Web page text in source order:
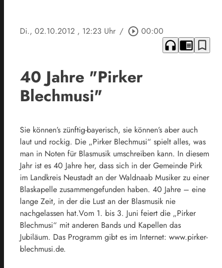
Di., 02.10.2012 , 12:23 Uhr / play_circle_outline 00:00
headphones chrome_reader_mode bookmark_border
40 Jahre "Pirker
Blechmusi"
Sie können’s zünftig-bayerisch, sie können’s aber auch
laut und rockig. Die „Pirker Blechmusi“ spielt alles, was
man in Noten für Blasmusik umschreiben kann. In diesem
Jahr ist es 40 Jahre her, dass sich in der Gemeinde Pirk
im Landkreis Neustadt an der Waldnaab Musiker zu einer
Blaskapelle zusammengefunden haben. 40 Jahre – eine
lange Zeit, in der die Lust an der Blasmusik nie
nachgelassen hat.Vom 1. bis 3. Juni feiert die „Pirker
Blechmusi“ mit anderen Bands und Kapellen das
Jubiläum. Das Programm gibt es im Internet: www.pirker-
blechmusi.de.